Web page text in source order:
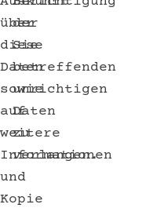
über
diese
Daten
sowie
auf
weitere
Informationen
und
Kopie
der
Sie
betreffenden
unrichtigen
Daten
zu
verlangen.